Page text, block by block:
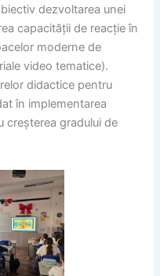
dezvoltarea unei
capacității de reacție în
moderne de
video tematice).
didactice pentru
în implementarea
creșterea gradului de